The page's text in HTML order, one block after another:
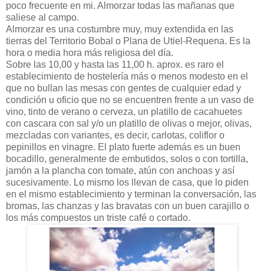
poco frecuente en mi. Almorzar todas las mañanas que
saliese al campo.
Almorzar es una costumbre muy, muy extendida en las
tierras del Territorio Bobal o Plana de Utiel-Requena. Es la
hora o media hora más religiosa del día.
Sobre las 10,00 y hasta las 11,00 h. aprox. es raro el
establecimiento de hostelería más o menos modesto en el
que no bullan las mesas con gentes de cualquier edad y
condición u oficio que no se encuentren frente a un vaso de
vino, tinto de verano o cerveza, un platillo de cacahuetes
con cascara con sal y/o un platillo de olivas o mejor, olivas,
mezcladas con variantes, es decir, carlotas, coliflor o
pepinillos en vinagre. El plato fuerte además es un buen
bocadillo, generalmente de embutidos, solos o con tortilla,
jamón a la plancha con tomate, atún con anchoas y así
sucesivamente. Lo mismo los llevan de casa, que lo piden
en el mismo establecimiento y terminan la conversación, las
bromas, las chanzas y las bravatas con un buen carajillo o
los más compuestos un triste café o cortado.